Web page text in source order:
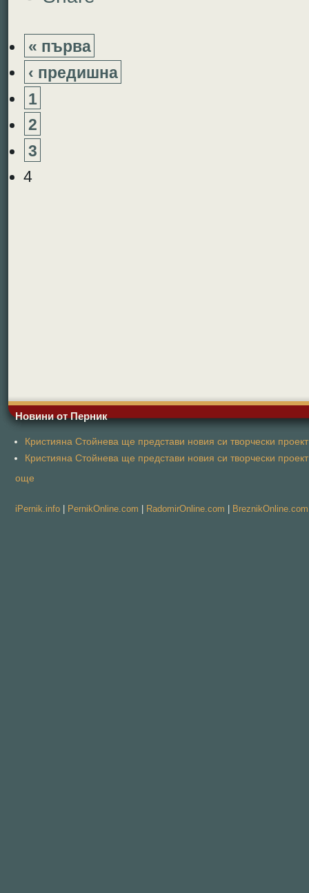
« първа
‹ предишна
1
2
3
4
Новини от Перник
Кристияна Стойнева ще представи новия си творчески
Кристияна Стойнева ще представи новия си творчески
още
iPernik.info PernikOnline.com RadomirOnline.com BreznikOnline.com